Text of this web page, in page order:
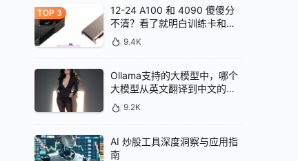
12-24 A100 和 4090 傻傻分
不清？看了就明白训练卡和推
理卡的区别
9.4K
Ollama支持的大模型中，哪个
大模型从英文翻译到中文的效
果最好
9.2K
AI 炒股工具深度洞察与应用指
南